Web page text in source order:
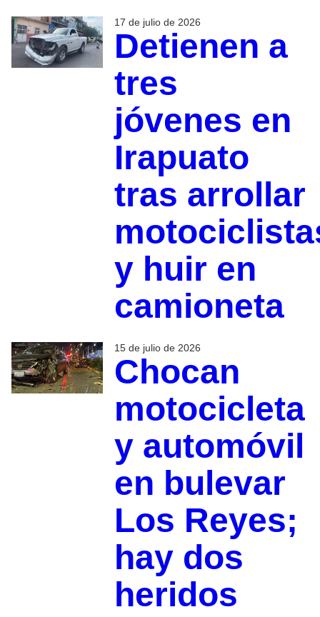
17 de julio de 2026
Detienen a
tres
jóvenes en
Irapuato
tras arrollar
y huir en
camioneta
15 de julio de 2026
Chocan
motocicleta
y automóvil
en bulevar
Los Reyes;
hay dos
heridos